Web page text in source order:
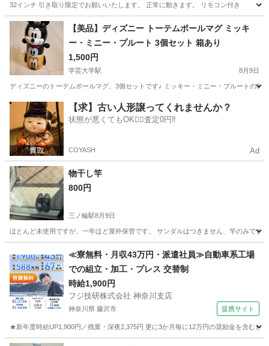
32インチ 引き取り限定でお願いいたします。 正常に動きます。 リモコン付き
東京 武蔵野市 三鷹駅 家庭用品
【美品】ディズニー トーテムポールマグ ミッキ
ー・ミニー・プルート 3個セット 箱あり
1,500円
学芸大学駅 8月9日
ディズニーのトーテムポールマグ、3個セットです♪ ミッキー・ミニー・プルートの3
東京 目黒区 学芸大学駅 食器
【求】古い人形譲ってくれませんか？
状態が悪くてもOK🙆‍♀️査定0円‼️
COYASH Ad
物干し竿
800円
三ノ輪駅8月9日
ほとんど未使用ですが、一年ほど屋外保管です。 サンダルはつきません、竿のみです。
三ノ輪駅 洗濯用品 物干し
≪寮無料・月収43万円・派遣社員≫自動車系工場
での組立・加工・プレス 交替制
時給1,900円
フジ技研株式会社 神奈川支店
神奈川県 藤沢市 提携サイト
★新年度時給UP1,900円／残業・深夜2,375円 更に3か月毎に12万円の奨励金を含む